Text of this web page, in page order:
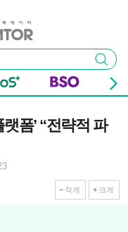
검색
폼’ “전략적 파
작게 크게